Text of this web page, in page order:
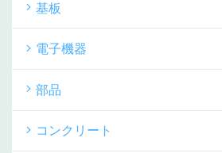
基板
電子機器
部品
コンクリート